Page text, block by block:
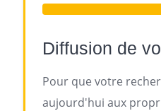
Diffusion de
Pour que votre
aujourd'hui aux